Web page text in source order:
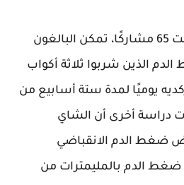
في دراسة صغيرة شملت 65 مشاركًا، تمكن البالغون
الذين شربوا ثلاثة أكواب
يوميًا لمدة ستة أسابيع من
أخرى أن الشاي
ضغط الدم الانقباضي
ضغط الدم بالمليمترات من